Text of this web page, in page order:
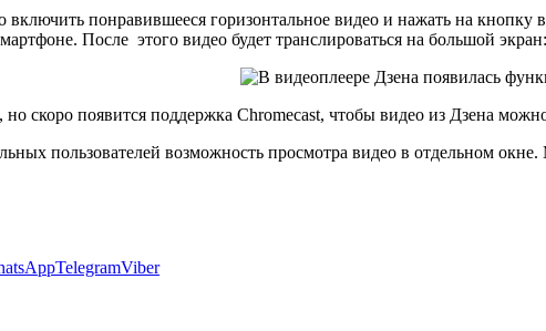
понравившееся горизонтальное видео и нажать на
После этого видео будет транслироваться на большой экран:
скоро появится поддержка Chromecast, чтобы видео из Дзена
пользователей возможность просмотра видео в отдельном
TelegramViber